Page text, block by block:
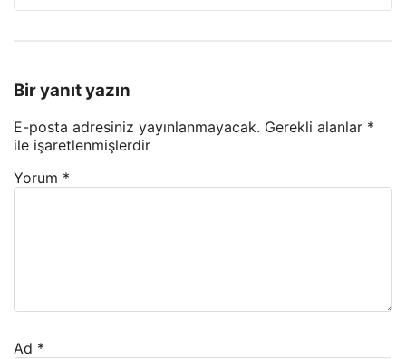
Bir yanıt yazın
E-posta adresiniz yayınlanmayacak. Gerekli alanlar *
ile işaretlenmişlerdir
Yorum *
Ad *